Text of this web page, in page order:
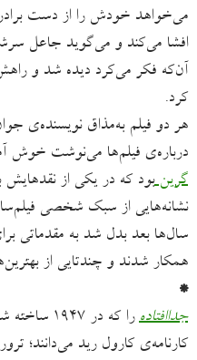
می‌خواهد خودش را از دست
افشا می‌کند و می‌گوید جاعل
آن‌‌که فکر می‌کرد دیده شد و
کرد.
هر دو فیلم به‌مذاق نویسنده‌ی
درباره‌ی فیلم‌ها می‌نوشت خوش
گرینبود که در یکی از
نشانه‌هایی از سبک شخصی
سال‌ها بعد بدل شد به مقدماتی
همکار شدند و چندتایی از
*
جداافتاده
را که در
کارنامه‌ی کارول رید می‌دانند؛